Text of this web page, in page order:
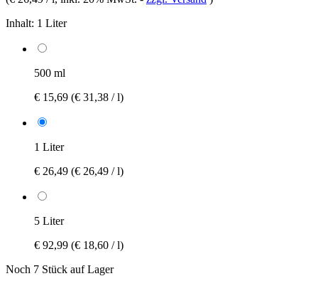
Inhalt: 1 Liter
500 ml
€ 15,69 (€ 31,38 / l)
1 Liter
€ 26,49 (€ 26,49 / l)
5 Liter
€ 92,99 (€ 18,60 / l)
Noch 7 Stück auf Lager